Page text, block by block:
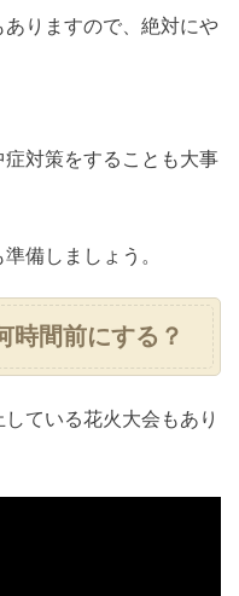
りますので、絶対にや
対策をすることも大事
備しましょう。
時間前にする？
ている花火大会もあり